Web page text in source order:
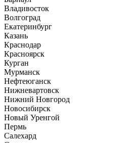
Владивосток
Волгоград
Екатеринбург
Казань
Краснодар
Красноярск
Курган
Мурманск
Нефтеюганск
Нижневартовск
Нижний Новгород
Новосибирск
Новый Уренгой
Пермь
Салехард